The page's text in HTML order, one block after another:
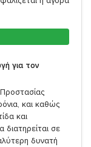
για τον
και καθώς
και
σε
δυνατή